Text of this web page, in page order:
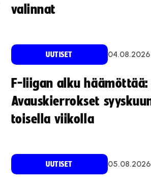
valinnat
UUTISET 04.08.2026
F-liigan alku häämöttää:
Avauskierrokset
toisella viikolla
UUTISET 05.08.2026